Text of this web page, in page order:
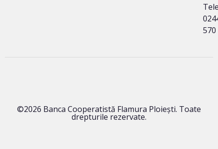
570
©2026 Banca Cooperatistă Flamura Ploieşti. Toate
drepturile rezervate.